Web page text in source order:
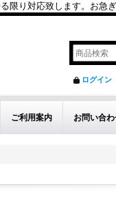
限り対応致します。お急
ログイン
ご利用案内 お問い合